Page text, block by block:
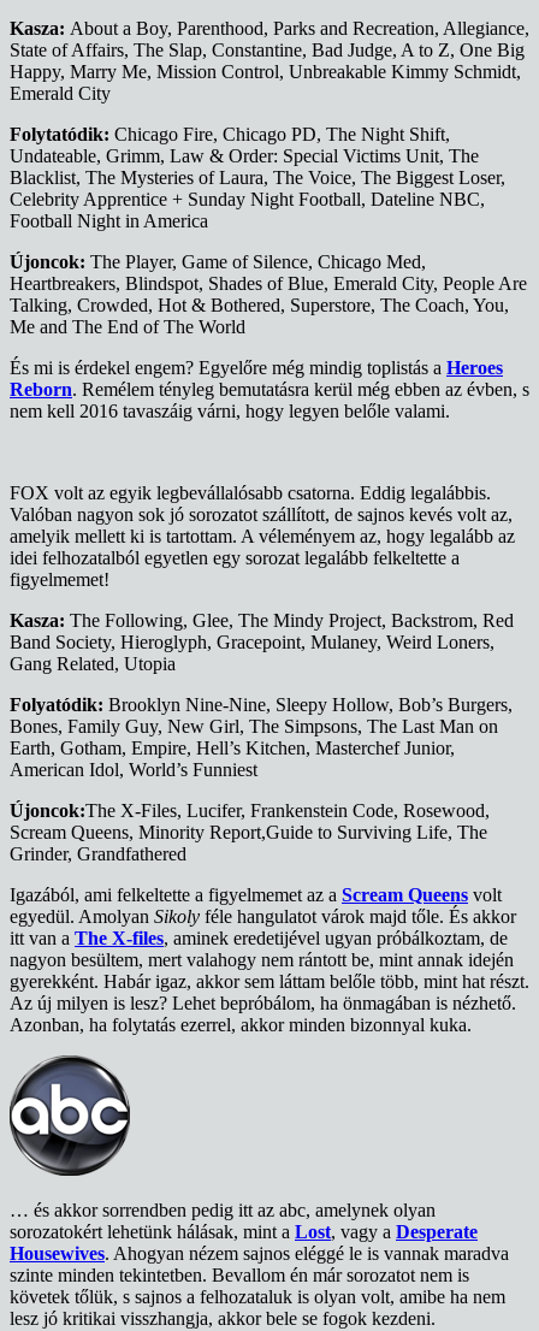
Kasza: About a Boy, Parenthood, Parks and Recreation, Allegiance,
State of Affairs, The Slap, Constantine, Bad Judge, A to Z, One Big
Happy, Marry Me, Mission Control, Unbreakable Kimmy Schmidt,
Emerald City
Folytatódik: Chicago Fire, Chicago PD, The Night Shift,
Undateable, Grimm, Law & Order: Special Victims Unit, The
Blacklist, The Mysteries of Laura, The Voice, The Biggest Loser,
Celebrity Apprentice + Sunday Night Football, Dateline NBC,
Football Night in America
Újoncok: The Player, Game of Silence, Chicago Med,
Heartbreakers, Blindspot, Shades of Blue, Emerald City, People Are
Talking, Crowded, Hot & Bothered, Superstore, The Coach, You,
Me and The End of The World
És mi is érdekel engem? Egyelőre még mindig toplistás a Heroes
Reborn. Remélem tényleg bemutatásra kerül még ebben az évben, s
nem kell 2016 tavaszáig várni, hogy legyen belőle valami.
FOX volt az egyik legbevállalósabb csatorna. Eddig legalábbis.
Valóban nagyon sok jó sorozatot szállított, de sajnos kevés volt az,
amelyik mellett ki is tartottam. A véleményem az, hogy legalább az
idei felhozatalból egyetlen egy sorozat legalább felkeltette a
figyelmemet!
Kasza: The Following, Glee, The Mindy Project, Backstrom, Red
Band Society, Hieroglyph, Gracepoint, Mulaney, Weird Loners,
Gang Related, Utopia
Folyatódik: Brooklyn Nine-Nine, Sleepy Hollow, Bob’s Burgers,
Bones, Family Guy, New Girl, The Simpsons, The Last Man on
Earth, Gotham, Empire, Hell’s Kitchen, Masterchef Junior,
American Idol, World’s Funniest
Újoncok:The X-Files, Lucifer, Frankenstein Code, Rosewood,
Scream Queens, Minority Report,Guide to Surviving Life, The
Grinder, Grandfathered
Igazából, ami felkeltette a figyelmemet az a Scream Queens volt
egyedül. Amolyan Sikoly féle hangulatot várok majd tőle. És akkor
itt van a The X-files, aminek eredetijével ugyan próbálkoztam, de
nagyon besültem, mert valahogy nem rántott be, mint annak idején
gyerekként. Habár igaz, akkor sem láttam belőle több, mint hat részt.
Az új milyen is lesz? Lehet bepróbálom, ha önmagában is nézhető.
Azonban, ha folytatás ezerrel, akkor minden bizonnyal kuka.
… és akkor sorrendben pedig itt az abc, amelynek olyan
sorozatokért lehetünk hálásak, mint a Lost, vagy a Desperate
Housewives. Ahogyan nézem sajnos eléggé le is vannak maradva
szinte minden tekintetben. Bevallom én már sorozatot nem is
követek tőlük, s sajnos a felhozataluk is olyan volt, amibe ha nem
lesz jó kritikai visszhangja, akkor bele se fogok kezdeni.